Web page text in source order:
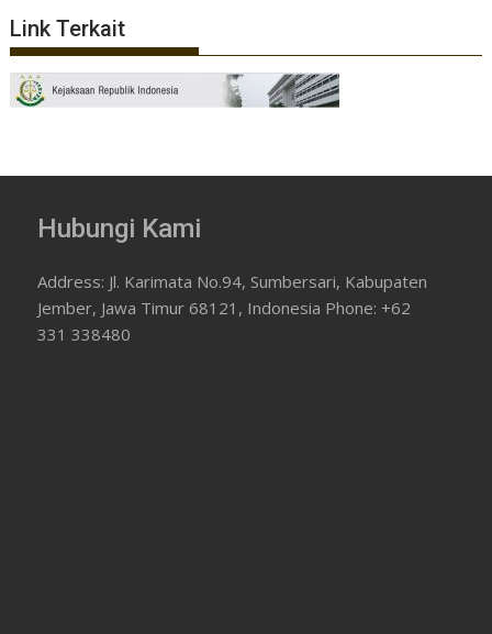
Link Terkait
Hubungi Kami
Address: Jl. Karimata No.94, Sumbersari, Kabupaten
Jember, Jawa Timur 68121, Indonesia Phone: +62
331 338480